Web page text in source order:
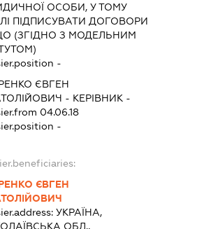
ОСОБИ, У ТОМУ
ПІДПИСУВАТИ ДОГОВОРИ
(ЗГІДНО З МОДЕЛЬНИМ
-
ЄВГЕН
- КЕРІВНИК -
04.06.18
-
ЄВГЕН
УКРАЇНА,
ОБЛ.,